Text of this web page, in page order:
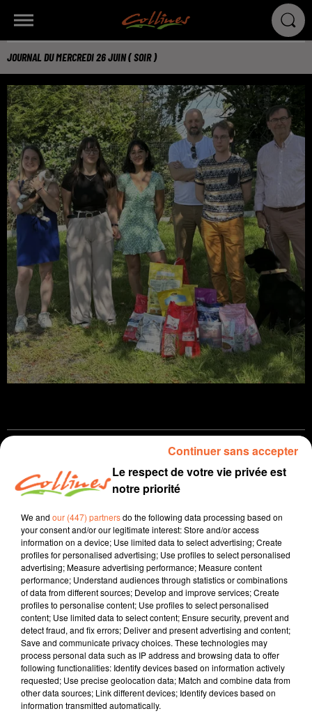
JOURNAL DU MERCREDI 26 JUIN ( SOIR )
26 juin 2024 - 15 min 47 sec
JOURNAL DU MERCREDI 26 JUIN ( SOIR )
Patrice Bémanangy
L'info près de chez vous
Le couperet est tombé. La DNCG a décidé de reléguer
le fleuron du football deux-sévrien en Nat.2. Les
Chamois devraient faire appel.
Politique avec un duel en perspective entre député
sortant de la 1ère circonscription Bastien Marchive et
la candidate du PS investi par le Nouveau Front
Populaire Nathalie Lanzi.
L'appel d'offres est lancé pour l'un des projets majeurs
Le respect de votre vie privée est
notre priorité
We and our (447) partnersdo the following data processing based on
your consent and/or our legitimate interest: Store and/or access
information on a device; Use limited data to select advertising; Create
profiles for personalised advertising; Use profiles to select personalised
advertising; Measure advertising performance; Measure content
performance; Understand audiences through statistics or combinations
of data from different sources; Develop and improve services; Create
profiles to personalise content; Use profiles to select personalised
content; Use limited data to select content; Ensure security, prevent and
detect fraud, and fix errors; Deliver and present advertising and content;
Save and communicate privacy choices. These technologies may
process personal data such as IP address and browsing data to offer
following functionalities: Identify devices based on information actively
requested; Use precise geolocation data; Match and combine data from
other data sources; Link different devices; Identify devices based on
information transmitted automatically.
Continuer sans accepter